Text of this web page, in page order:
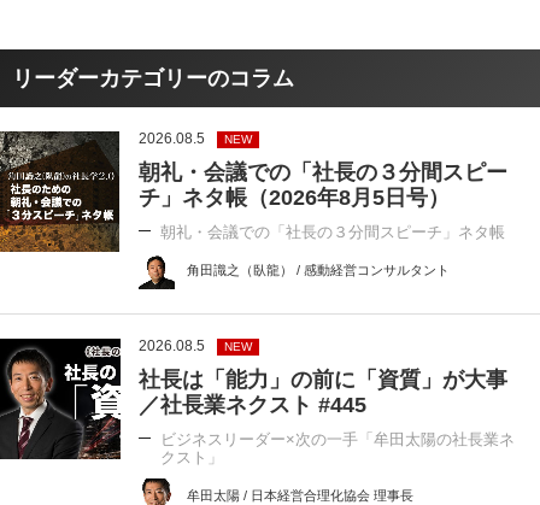
リーダーカテゴリーのコラム
2026.08.5 NEW
朝礼・会議での「社長の３分間スピー
チ」ネタ帳（2026年8月5日号）
朝礼・会議での「社長の３分間スピーチ」ネタ帳
角田識之（臥龍） / 感動経営コンサルタント
2026.08.5 NEW
社長は「能力」の前に「資質」が大事
／社長業ネクスト #445
ビジネスリーダー×次の一手「牟田太陽の社長業ネ
クスト」
牟田太陽 / 日本経営合理化協会 理事長